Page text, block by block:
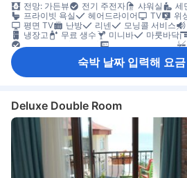
전망: 가든뷰
전기 주전자 샤워실 세
프라이빗 욕실
헤어드라이어 TV 위
평면 TV
난방 리넨 모닝콜 서비스
냉장고
무료 생수 미니바 마룻바닥
유아용 침대(요청 시)
객실 내 안전 금고
숙박 날짜 입력해 요
Deluxe Double Room